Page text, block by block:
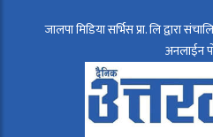
जालपा मिडिया सर्भिस प्रा. लि द्वारा
अनलाईन